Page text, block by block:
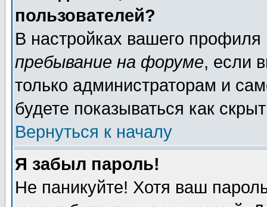
пользователей?
В настройках вашего
пребывание на форуме, если
только администраторам и
будете показываться как
Вернуться к началу
Я забыл пароль!
Не паникуйте! Хотя ваш